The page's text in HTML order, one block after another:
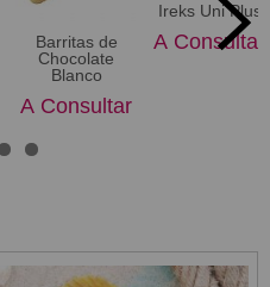
Barritas de
Chocolate
Blanco
A Consultar
Ireks Uni Plus
A Consultar